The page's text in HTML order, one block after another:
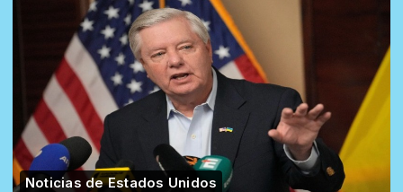
Noticias de Estados Unidos